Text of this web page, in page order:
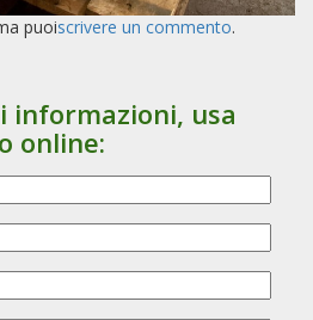
puoiscrivere un commento.
informazioni, usa
online: